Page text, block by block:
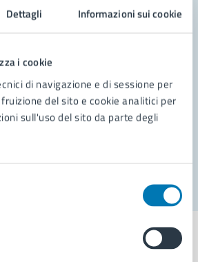
Dettagli Informazioni sui cookie
i cookie
di navigazione e di sessione per
del sito e cookie analitici per
sull'uso del sito da parte degli
frequenti